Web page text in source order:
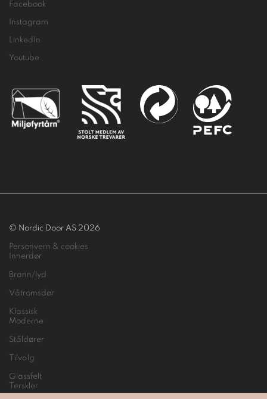
Facebook
Instagram
LinkedIn
Youtube
© Nordic Door AS 2026
Personvern & cookies
Innerdør
Brann/lyd
Våtromsdør
Klassisk
Moderne
Ståldører
Tilvalg
Glassfelt
Terskler